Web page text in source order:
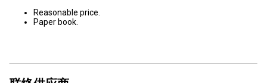
Reasonable price.
Paper book.